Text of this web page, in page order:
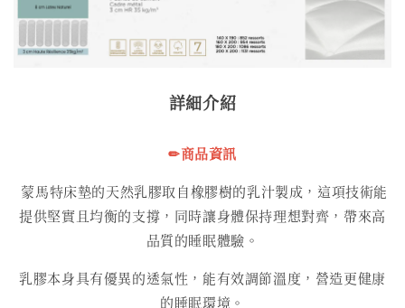
詳細介紹
✏商品資訊
蒙馬特床墊的天然乳膠取自橡膠樹的乳汁製成，這項技術能
提供堅實且均衡的支撐，同時讓身體保持理想對齊，帶來高
品質的睡眠體驗。
乳膠本身具有優異的透氣性，能有效調節溫度，營造更健康
的睡眠環境。